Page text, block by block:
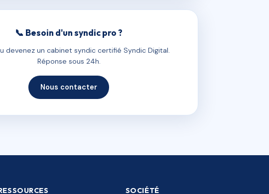
📞 Besoin d'un syndic pro ?
devenez un cabinet syndic certifié Syndic Digital.
Réponse sous 24h.
Nous contacter
SOCIÉTÉ